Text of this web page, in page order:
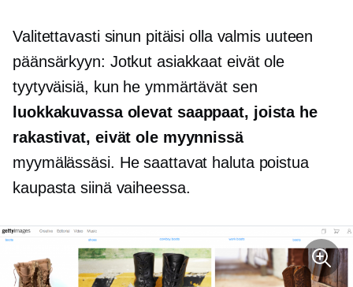
Valitettavasti sinun pitäisi olla valmis uuteen
päänsärkyyn: Jotkut asiakkaat eivät ole
tyytyväisiä, kun he ymmärtävät sen
luokkakuvassa olevat saappaat, joista he
rakastivat, eivät ole myynnissä
myymälässäsi. He saattavat haluta poistua
kaupasta siinä vaiheessa.